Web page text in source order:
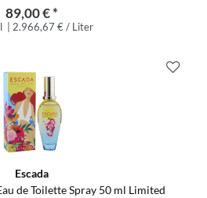
89,00 € *
| 2.966,67 € / Liter
Escada
de Toilette Spray 50 ml Limited